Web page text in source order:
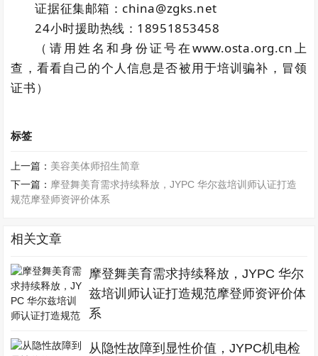
证据征集邮箱：china@zgks.net
24小时援助热线：18951853458
（请用姓名和身份证号在www.osta.org.cn上
查，看看自己的个人信息是否被用于培训骗补，冒领
证书）
标签
上一篇： 美容美体师招生简章
下一篇： 摩登舞美育需求持续释放，JYPC 华尔兹培训师认证打造
规范摩登师资评价体系
相关文章
摩登舞美育需求持续释放，JYPC 华尔
兹培训师认证打造规范摩登师资评价体
系
从隐性故障到显性价值，JYPC机电检